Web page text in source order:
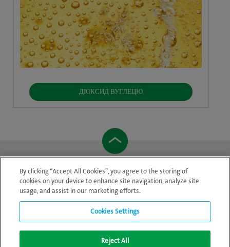
ДІОКСИД ВУГЛЕЦЮ
Повідомлення про конфіденційність
By clicking “Accept All Cookies”, you agree to the storing of
cookies on your device to enhance site navigation, analyze site
usage, and assist in our marketing efforts.
Cookies Settings
Reject All